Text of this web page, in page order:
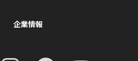
企業情報